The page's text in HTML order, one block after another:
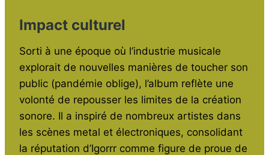
Impact culturel
Sorti à une époque où l’industrie musicale
explorait de nouvelles manières de toucher son
public (pandémie oblige), l’album reflète une
volonté de repousser les limites de la création
sonore. Il a inspiré de nombreux artistes dans
les scènes metal et électroniques, consolidant
la réputation d’Igorrr comme figure de proue de